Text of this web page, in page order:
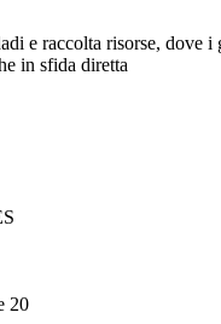
e raccolta risorse, dove
in sfida diretta
20